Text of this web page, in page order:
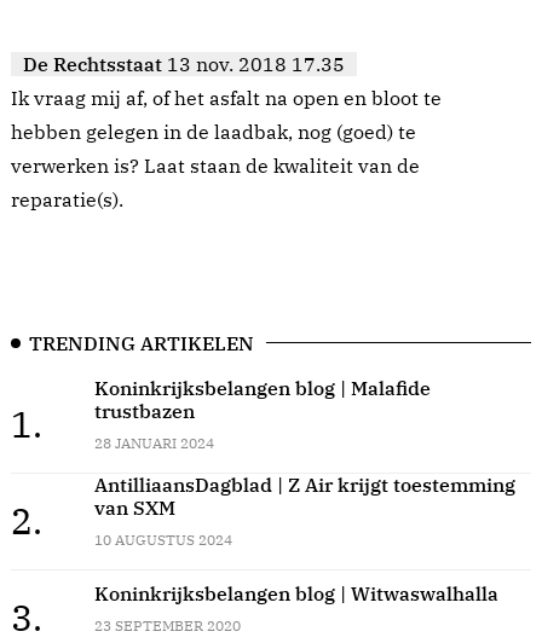
De Rechtsstaat 13 nov. 2018 17.35
Ik vraag mij af, of het asfalt na open en bloot te
hebben gelegen in de laadbak, nog (goed) te
verwerken is? Laat staan de kwaliteit van de
reparatie(s).
TRENDING ARTIKELEN
1.
Koninkrijksbelangen blog | Malafide
trustbazen
28 JANUARI 2024
2.
AntilliaansDagblad | Z Air krijgt toestemming
van SXM
10 AUGUSTUS 2024
3.
Koninkrijksbelangen blog | Witwaswalhalla
23 SEPTEMBER 2020